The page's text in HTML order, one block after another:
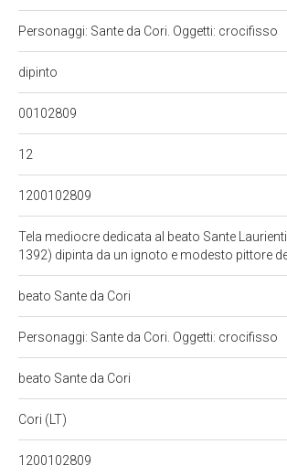
Personaggi: Sante da Cori. Oggetti: crocifisso
dipinto
00102809
12
1200102809
Tela mediocre dedicata al beato Sante
1392) dipinta da un ignoto e modesto pittore
beato Sante da Cori
Personaggi: Sante da Cori. Oggetti: crocifisso
beato Sante da Cori
Cori (LT)
1200102809